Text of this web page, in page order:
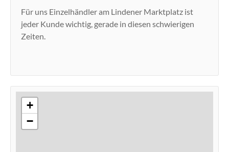
Für uns Einzelhändler am Lindener Marktplatz ist
jeder Kunde wichtig, gerade in diesen schwierigen
Zeiten.
+
−